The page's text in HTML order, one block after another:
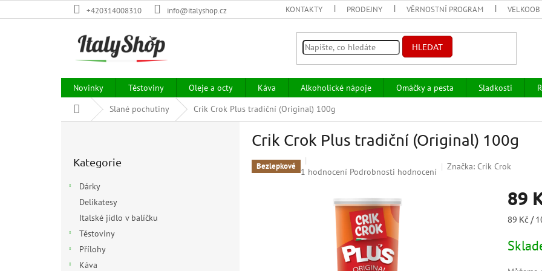
na
+420314008310 info@italyshop.cz KONTAKTY PRODEJNY VĚRNOSTNÍ PROGRAM
HLEDAT
Novinky Těstoviny Oleje a octy Káva Alkoholické nápoje Omáčky a pesta Sladkosti
Domů
Slané pochutiny Crik Crok Plus tradiční (Original) 100g
kategorie
Kategorie
Dárky
Delikatesy
Italské jídlo v balíčku
Těstoviny
Přílohy
Káva
Crik Crok Plus tradiční (Original) 100g
Bezlepkové Průměrné
hvězdiček.
1 hodnocení Podrobnosti hodnocení
Značka: Crik Crok
89
Měrná
89 Kč /